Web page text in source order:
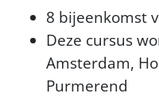
8 bijeenkomst
Deze cursus
Amsterdam,
Purmerend